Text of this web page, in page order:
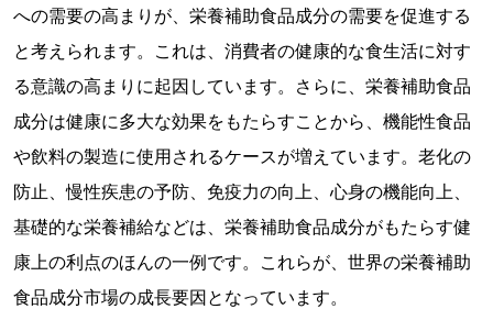
への需要の高まりが、栄養補助食品成分の需要を促進する
と考えられます。これは、消費者の健康的な食生活に対す
る意識の高まりに起因しています。さらに、栄養補助食品
成分は健康に多大な効果をもたらすことから、機能性食品
や飲料の製造に使用されるケースが増えています。老化の
防止、慢性疾患の予防、免疫力の向上、心身の機能向上、
基礎的な栄養補給などは、栄養補助食品成分がもたらす健
康上の利点のほんの一例です。これらが、世界の栄養補助
食品成分市場の成長要因となっています。